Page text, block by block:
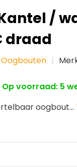
/
draad
Oogbouten
Op voorraad: 5
oogbout...